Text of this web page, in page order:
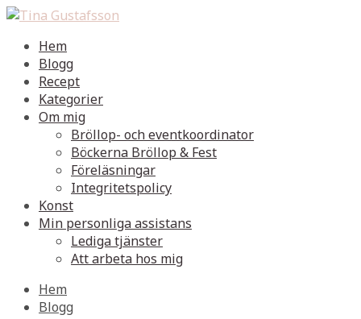
Hem
Blogg
Recept
Kategorier
Om mig
Bröllop- och eventkoordinator
Böckerna Bröllop & Fest
Föreläsningar
Integritetspolicy
Konst
Min personliga assistans
Lediga tjänster
Att arbeta hos mig
Hem
Blogg